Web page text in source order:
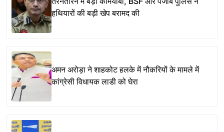
हथियारों की बड़ी खेप बरामद की
अमन अरोड़ा ने शाहकोट हलके में नौकरियों के मामले में
कांग्रेसी विधायक लाडी को घेरा